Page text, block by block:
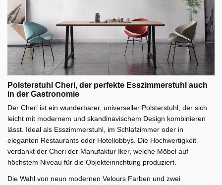
Polsterstuhl Cheri, der perfekte Esszimmerstuhl auch
in der Gastronomie
Der Cheri ist ein wunderbarer, universeller Polsterstuhl, der sich
leicht mit modernem und skandinavischem Design kombinieren
lässt. Ideal als Esszimmerstuhl, im Schlafzimmer oder in
eleganten Restaurants oder Hotellobbys. Die Hochwertigkeit
verdankt der Cheri der Manufaktur Iker, welche Möbel auf
höchstem Niveau für die Objekteinrichtung produziert.
Die Wahl von neun modernen Velours Farben und zwei